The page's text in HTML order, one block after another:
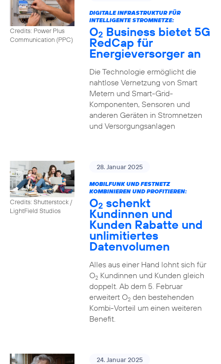
Credits: Power Plus
Communication (PPC)
DIGITALE INFRASTRUKTUR FÜR
INTELLIGENTE STROMNETZE:
O2 Business bietet 5G
RedCap für
Energieversorger an
Die Technologie ermöglicht die
nahtlose Vernetzung von Smart
Metern und Smart-Grid-
Komponenten, Sensoren und
anderen Geräten in Stromnetzen
und Versorgungsanlagen
Credits: Shutterstock /
LightField Studios
28. Januar 2025
MOBILFUNK UND FESTNETZ
KOMBINIEREN UND PROFITIEREN:
O2 schenkt
Kundinnen und
Kunden Rabatte und
unlimitiertes
Datenvolumen
Alles aus einer Hand lohnt sich für
O2Kundinnen und Kunden gleich
doppelt. Ab dem 5. Februar
erweitert O2den bestehenden
Kombi-Vorteil um einen weiteren
Benefit.
24. Januar 2025